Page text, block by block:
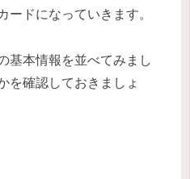
ードになっていきます。
基本情報を並べてみまし
を確認しておきましょ